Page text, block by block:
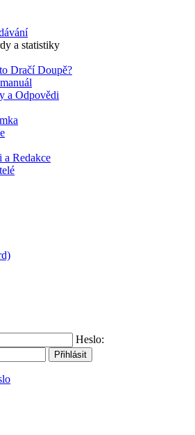
a statistiky
Dračí Doupě?
a Odpovědi
a Redakce
Heslo: